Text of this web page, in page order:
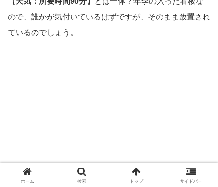
ので、誰かが気付いているはずですが、そのまま放置され
ているのでしょう。
ホーム 検索 トップ サイドバー